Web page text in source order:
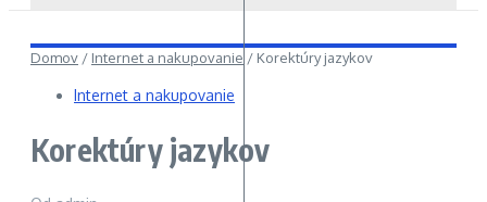
Domov / Internet a nakupovanie / Korektúry jazykov
Internet a nakupovanie
Korektúry jazykov